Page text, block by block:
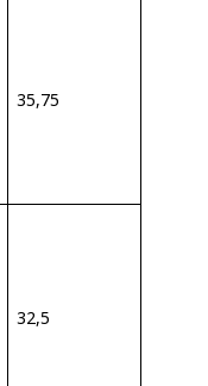
35,75
32,5